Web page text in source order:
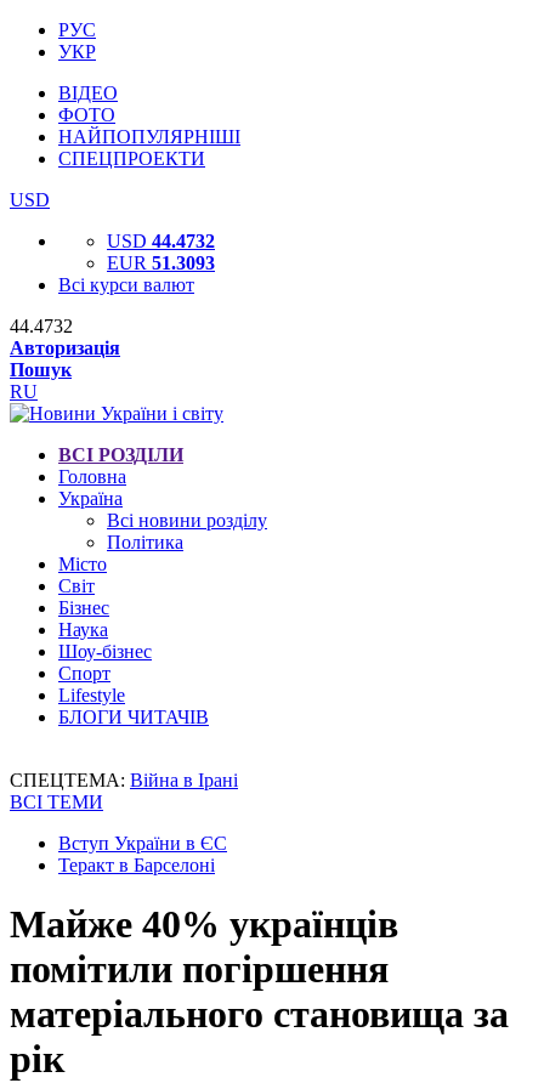
РУС
УКР
ВІДЕО
ФОТО
НАЙПОПУЛЯРНІШІ
СПЕЦПРОЕКТИ
USD
USD 44.4732
EUR 51.3093
Всі курси валют
44.4732
Авторизація
Пошук
RU
ВСІ РОЗДІЛИ
Головна
Україна
Всі новини розділу
Політика
Місто
Світ
Бізнес
Наука
Шоу-бізнес
Спорт
Lifestyle
БЛОГИ ЧИТАЧІВ
СПЕЦТЕМА: Війна в Ірані
ВСІ ТЕМИ
Вступ України в ЄС
Теракт в Барселоні
Майже 40% українців
помітили погіршення
матеріального становища за
рік